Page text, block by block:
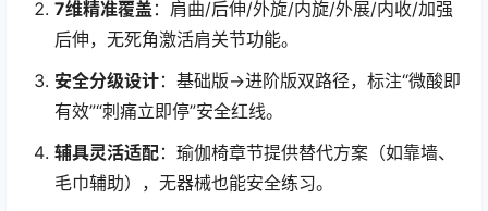
7维精准覆盖 ：肩曲/后伸/外旋/内旋/外展/内收/加强
后伸，无死角激活肩关节功能。
安全分级设计：基础版→进阶版双路径，标注“微酸即
有效”“刺痛立即停”安全红线。
辅具灵活适配：瑜伽椅章节提供替代方案（如靠墙、
毛巾辅助），无器械也能安全练习。